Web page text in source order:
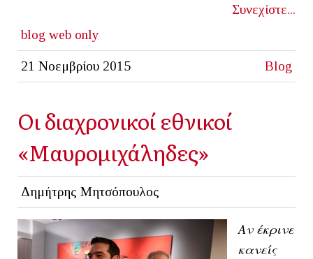
Συνεχίστε...
blog web only
21 Νοεμβρίου 2015 Blog
Οι διαχρονικοί εθνικοί
«Μαυρομιχάληδες»
Δημήτρης Μητσόπουλος
Αν έκρινε
κανείς